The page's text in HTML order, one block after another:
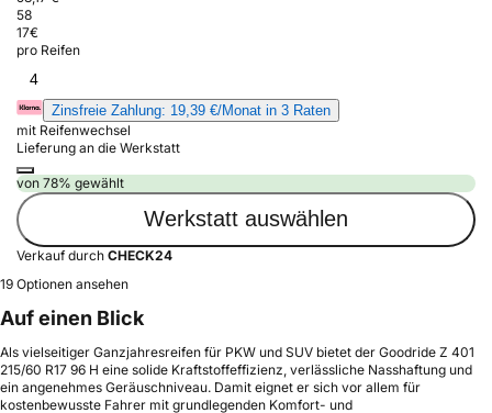
58
17€
pro Reifen
4
Zinsfreie Zahlung: 19,39 €/Monat in 3 Raten
mit Reifenwechsel
Lieferung an die Werkstatt
von 78% gewählt
Werkstatt auswählen
Verkauf durch CHECK24
19 Optionen ansehen
Auf einen Blick
Als vielseitiger Ganzjahresreifen für PKW und SUV bietet der Goodride Z 401
215/60 R17 96 H eine solide Kraftstoffeffizienz, verlässliche Nasshaftung und
ein angenehmes Geräuschniveau. Damit eignet er sich vor allem für
kostenbewusste Fahrer mit grundlegenden Komfort- und